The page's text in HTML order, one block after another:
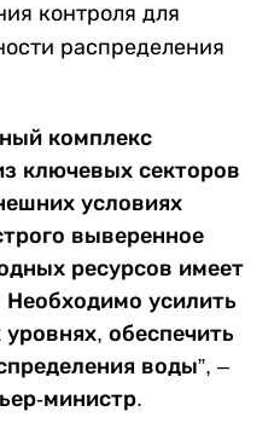
контроля для
распределения
комплекс
ключевых секторов
условиях
выверенное
ресурсов имеет
Необходимо усилить
обеспечить
воды”, –
министр.